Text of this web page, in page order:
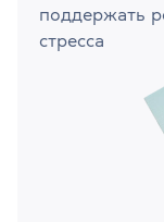
поддержать
стресса